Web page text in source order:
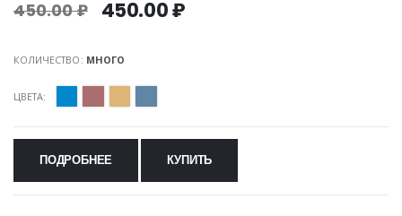
450.00 ₽ 450.00 ₽
КОЛИЧЕСТВО: МНОГО
ЦВЕТА:
ПОДРОБНЕЕ КУПИТЬ